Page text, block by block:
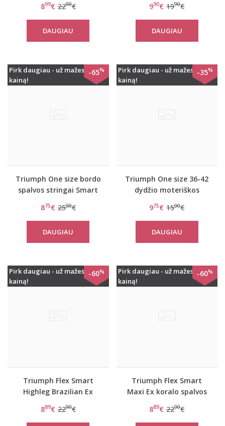
Hipster
899€ 2200€
DAUGIAU
String
990€ 1990€
DAUGIAU
Pirk daugiau - už mažesnę
kainą!
-65%
Triumph One size bordo
spalvos stringai Smart
875€ 2500€
DAUGIAU
Pirk daugiau - už mažesnę
kainą!
-35%
Triumph One size 36-42
dydžio moteriškos
975€ 1500€
DAUGIAU
Pirk daugiau - už mažesnę
kainą!
-60%
Triumph Flex Smart
Highleg Brazilian Ex
stringai
889€ 2200€
Pirk daugiau - už mažesnę
kainą!
-60%
Triumph Flex Smart
Maxi Ex koralo spalvos
889€ 2200€